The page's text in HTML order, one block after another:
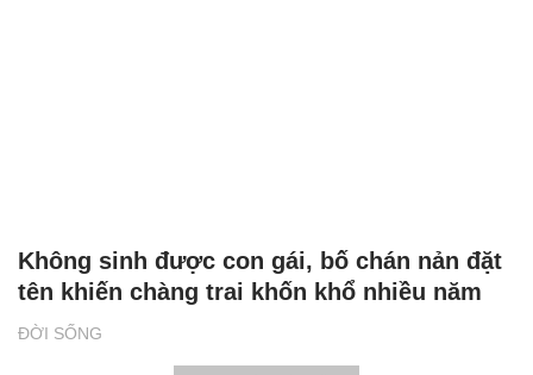
ĐỜI SỐNG
Không sinh được con gái, bố chán nản đặt
tên khiến chàng trai khốn khổ nhiều năm